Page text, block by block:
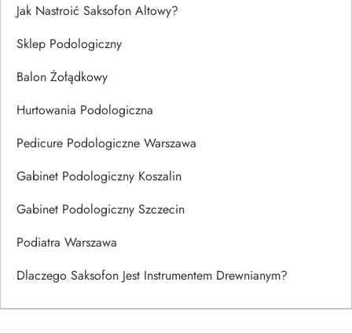
Jak Nastroić Saksofon Altowy?
Sklep Podologiczny
Balon Żołądkowy
Hurtowania Podologiczna
Pedicure Podologiczne Warszawa
Gabinet Podologiczny Koszalin
Gabinet Podologiczny Szczecin
Podiatra Warszawa
Dlaczego Saksofon Jest Instrumentem Drewnianym?